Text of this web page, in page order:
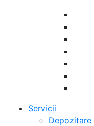
Servicii
Depozitare